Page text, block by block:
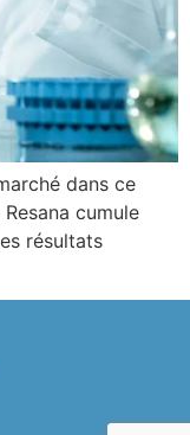
dans ce
cumule
résultats